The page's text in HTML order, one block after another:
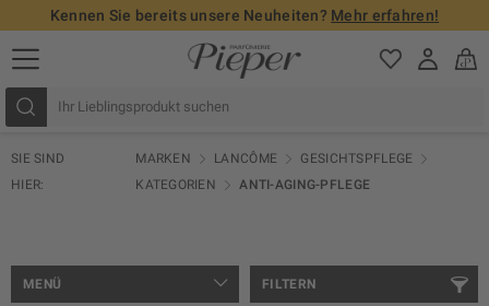
Kennen Sie bereits unsere Neuheiten? Mehr erfahren!
SIE SIND
HIER:
MARKEN LANCÔME
GESICHTSPFLEGE
KATEGORIEN
ANTI-AGING-PFLEGE
FILTERN
MENÜ